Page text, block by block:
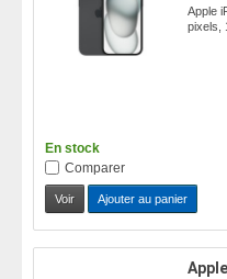
Apple
pixels,
En stock
Comparer
Voir Ajouter au panier